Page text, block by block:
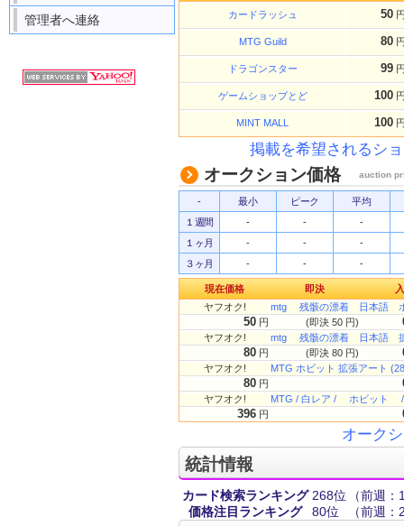
管理者へ連絡
カードラッシュ 50
MTG Guild 80
ドラゴンスター 99
ゲームショップとど 100
MINT MALL 100
掲載を希望されるシ
オークション価格 auction
- 最小 ピーク
平均
１週間
- -
-
１ヶ月
- -
-
３ヶ月
- - -
現在価格 即決
ヤフオク!
mtg 残骸の漂着 日本語
50 円 (即決 50 円)
ヤフオク! mtg 残骸の漂着 日本語
80 円 (即決 80 円)
ヤフオク! MTG ホビット 拡張アート
80 円
ヤフオク! MTG / 白レア / ホビット
396 円
オーク
統計情報
カード検索ランキング 268位
（前週
価格注目ランキング
80位 （前週